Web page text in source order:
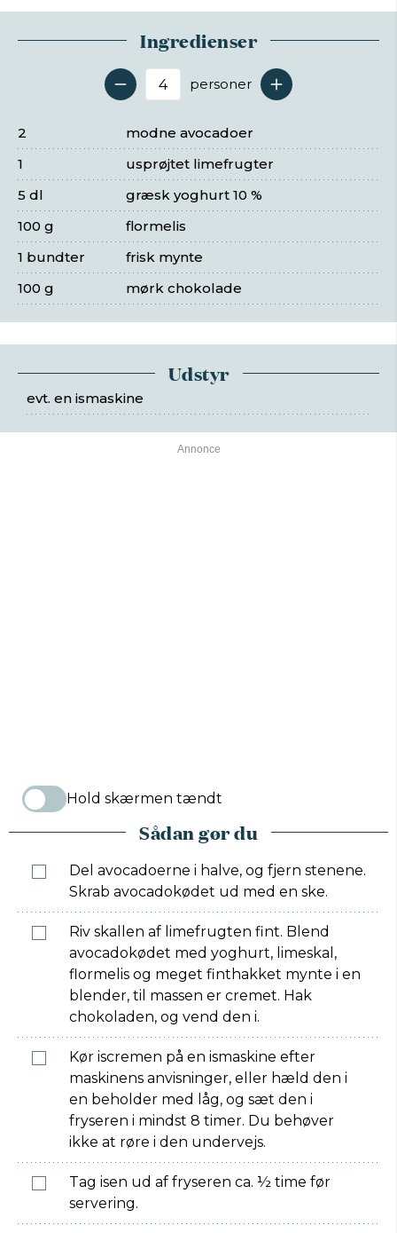
Ingredienser
Antal serveringer
personer
modne avocadoer
2
usprøjtet limefrugter
1
græsk yoghurt 10 %
5 dl
flormelis
100 g
frisk mynte
1 bundter
mørk chokolade
100 g
Udstyr
evt. en ismaskine
Hold skærmen tændt
Sådan gør du
Del avocadoerne i halve, og fjern stenene.
Skrab avocadokødet ud med en ske.
Riv skallen af limefrugten fint. Blend
avocadokødet med yoghurt, limeskal,
flormelis og meget finthakket mynte i en
blender, til massen er cremet. Hak
chokoladen, og vend den i.
Kør iscremen på en ismaskine efter
maskinens anvisninger, eller hæld den i
en beholder med låg, og sæt den i
fryseren i mindst 8 timer. Du behøver
ikke at røre i den undervejs.
Tag isen ud af fryseren ca. ½ time før
servering.